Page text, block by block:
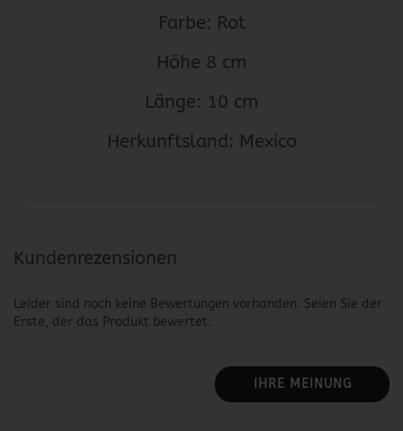
Farbe: Rot
Höhe 8 cm
Länge: 10 cm
Herkunftsland: Mexico
Kundenrezensionen
Leider sind noch keine Bewertungen vorhanden. Seien Sie der
Erste, der das Produkt bewertet.
IHRE MEINUNG